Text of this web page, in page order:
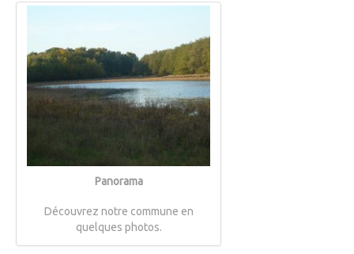
Panorama
Découvrez notre commune en
quelques photos.